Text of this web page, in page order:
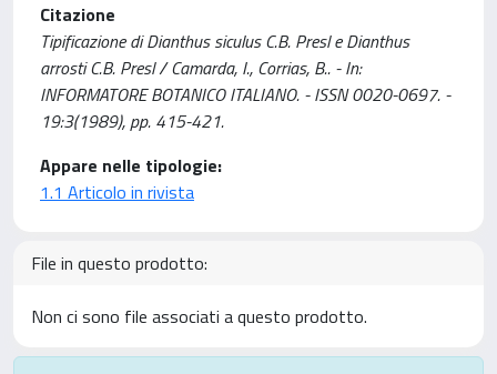
Citazione
Tipificazione di Dianthus siculus C.B. Presl e Dianthus
arrosti C.B. Presl / Camarda, I., Corrias, B.. - In:
INFORMATORE BOTANICO ITALIANO. - ISSN 0020-0697. -
19:3(1989), pp. 415-421.
Appare nelle tipologie:
1.1 Articolo in rivista
File in questo prodotto:
Non ci sono file associati a questo prodotto.